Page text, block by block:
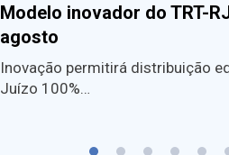
Modelo inovador do TRT-
agosto
Inovação permitirá distribuição
Juízo 100%…